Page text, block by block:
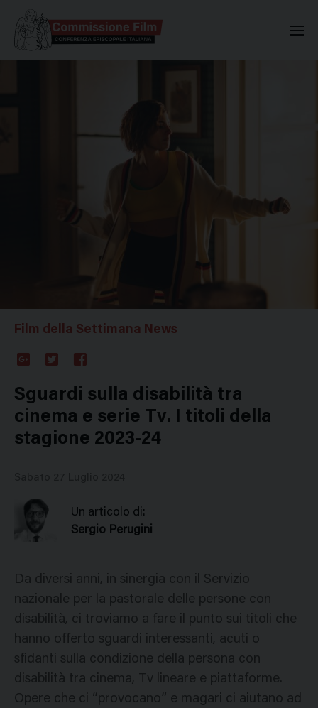
Film della Settimana News
Plus
Sguardi sulla disabilità tra
cinema e serie Tv. I titoli della
stagione 2023-24
Un articolo di:
Sergio Perugini
Da diversi anni, in sinergia con il Servizio
nazionale per la pastorale delle persone con
disabilità, ci troviamo a fare il punto sui titoli che
hanno offerto sguardi interessanti, acuti o
sfidanti sulla condizione della persona con
disabilità tra cinema, Tv lineare e piattaforme.
Opere che ci “provocano” e magari ci aiutano ad